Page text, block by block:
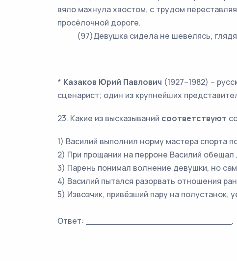
вяло махнула хвостом, с трудом
просёлочной дороге.
(97)Девушка сидела не шевелясь, глядя
* Казаков Юрий Павлович (1927–1982) –
сценарист; один из крупнейших
23. Какие из высказываний соответствуют
1) Василий выполнил норму мастера спорта
2) При прощании на перроне Василий
3) Парень понимал волнение девушки, но
4) Василий пытался разорвать отношения
5) Извозчик, привёзший пару на
Ответ: ___________________________.